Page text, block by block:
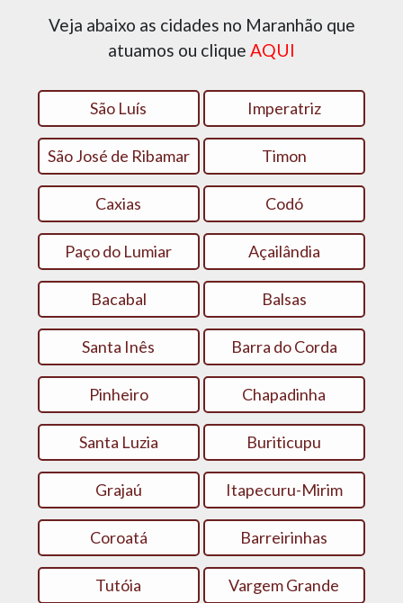
Veja abaixo as cidades no Maranhão que
atuamos ou clique AQUI
São Luís Imperatriz
São José de Ribamar Timon
Caxias Codó
Paço do Lumiar Açailândia
Bacabal Balsas
Santa Inês Barra do Corda
Pinheiro Chapadinha
Santa Luzia Buriticupu
Grajaú Itapecuru-Mirim
Coroatá Barreirinhas
Tutóia Vargem Grande